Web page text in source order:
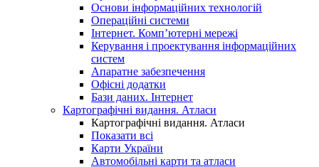
Основи інформаційних технологій
Операційні системи
Інтернет. Комп’ютерні мережі
Керування і проектування інформаційних
систем
Апаратне забезпечення
Офісні додатки
Бази даних. Інтернет
Картографічні видання. Атласи
Картографічні видання. Атласи
Показати всі
Карти України
Автомобільні карти та атласи